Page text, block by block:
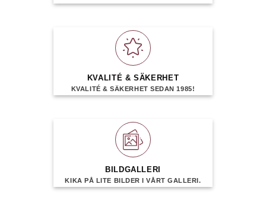
KVALITÉ & SÄKERHET
KVALITÉ & SÄKERHET SEDAN 1985!
BILDGALLERI
KIKA PÅ LITE BILDER I VÅRT GALLERI.